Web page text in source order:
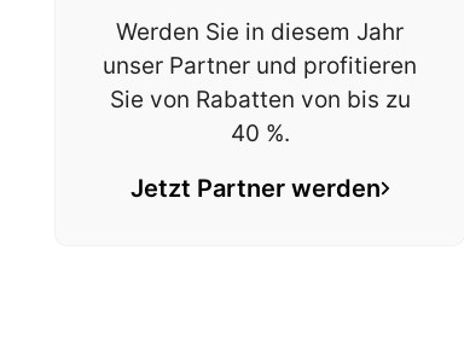
Werden Sie in diesem Jahr
unser Partner und profitieren
Sie von Rabatten von bis zu
40 %.
Jetzt Partner werden